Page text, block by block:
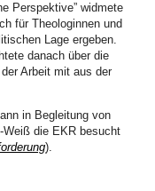
Der Monat Februar war
Informationsnachmittage
und
und in
den Weltgebetstag.
Weltgebetstags, der von
zahlreiche
verschiedenen
gefeiert, zwölf
Perspektive” widmete
für Theologinnen und
Lage ergeben.
danach über die
Arbeit mit aus der
in Begleitung von
Weiß die EKR besucht
).